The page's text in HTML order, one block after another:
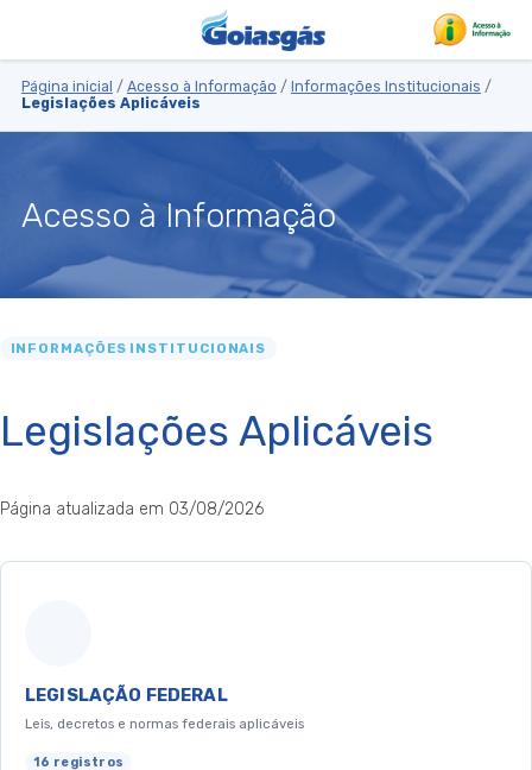
Página inicial / Acesso à Informação / Informações Institucionais /
Legislações Aplicáveis
Acesso à Informação
INFORMAÇÕES INSTITUCIONAIS
Legislações Aplicáveis
Página atualizada em 03/08/2026
LEGISLAÇÃO FEDERAL
Leis, decretos e normas federais aplicáveis
16 registros